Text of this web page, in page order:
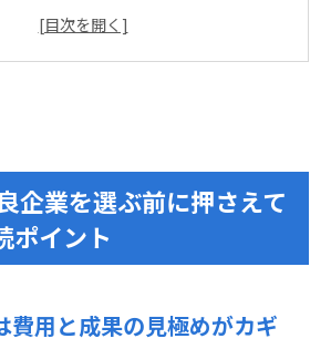
ルはここを見抜く！3つのチェックポイ
制や担当者の専門性が優良企業の証
測指標で運用成果がまるわかり！
企業を選ぶ前に押さえて
ポイント
費用と成果の見極めがカギ